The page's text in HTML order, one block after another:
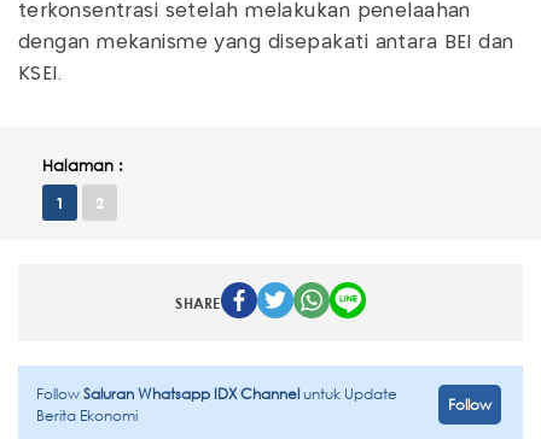
terkonsentrasi setelah melakukan penelaahan
dengan mekanisme yang disepakati antara BEI dan
KSEI.
Halaman :
1 2
SHARE
FollowSaluran Whatsapp IDX Channeluntuk Update
Berita Ekonomi
Follow